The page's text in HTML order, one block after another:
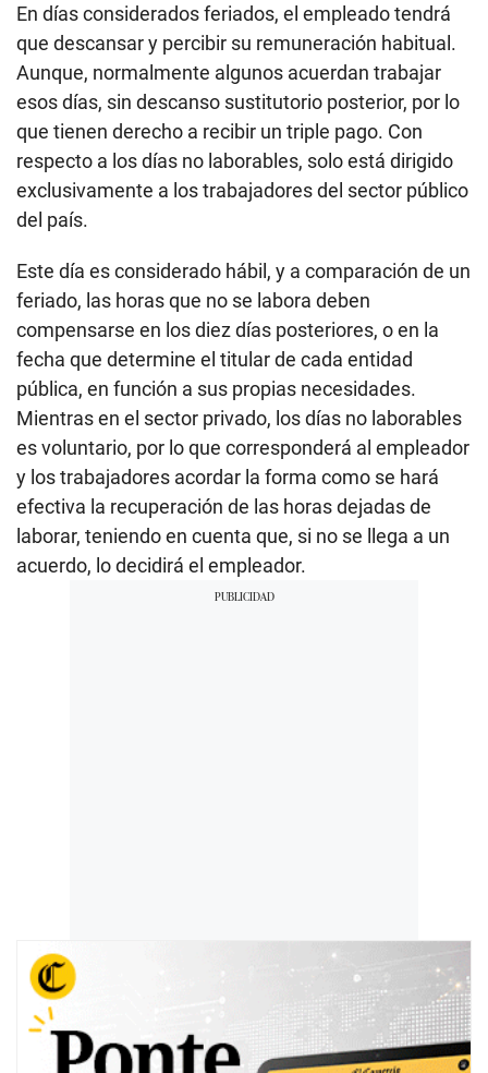
En días considerados feriados, el empleado tendrá
que descansar y percibir su remuneración habitual.
Aunque, normalmente algunos acuerdan trabajar
esos días, sin descanso sustitutorio posterior, por lo
que tienen derecho a recibir un triple pago. Con
respecto a los días no laborables, solo está dirigido
exclusivamente a los trabajadores del sector público
del país.
Este día es considerado hábil, y a comparación de un
feriado, las horas que no se labora deben
compensarse en los diez días posteriores, o en la
fecha que determine el titular de cada entidad
pública, en función a sus propias necesidades.
Mientras en el sector privado, los días no laborables
es voluntario, por lo que corresponderá al empleador
y los trabajadores acordar la forma como se hará
efectiva la recuperación de las horas dejadas de
laborar, teniendo en cuenta que, si no se llega a un
acuerdo, lo decidirá el empleador.